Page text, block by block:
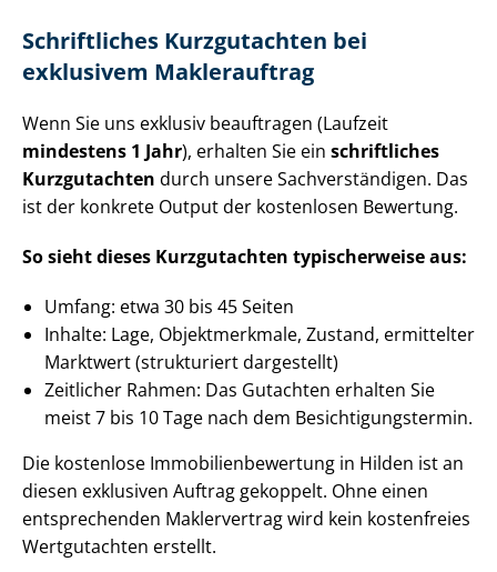
Schriftliches Kurzgutachten bei
exklusivem Maklerauftrag
Wenn Sie uns exklusiv beauftragen (Laufzeit
mindestens 1 Jahr), erhalten Sie ein schriftliches
Kurzgutachten durch unsere Sach­ver­stän­di­gen. Das
ist der konkrete Output der kostenlosen Bewertung.
So sieht dieses Kurzgutachten typischerweise aus:
Umfang: etwa 30 bis 45 Seiten
Inhalte: Lage, Objektmerkmale, Zustand, ermittelter
Marktwert (strukturiert dargestellt)
Zeitlicher Rahmen: Das Gutachten erhalten Sie
meist 7 bis 10 Tage nach dem Be­sich­ti­gungs­ter­min.
Die kostenlose Im­mo­bi­li­en­be­wer­tung in Hilden ist an
diesen exklusiven Auftrag gekoppelt. Ohne einen
entsprechenden Maklervertrag wird kein kostenfreies
Wertgutachten erstellt.